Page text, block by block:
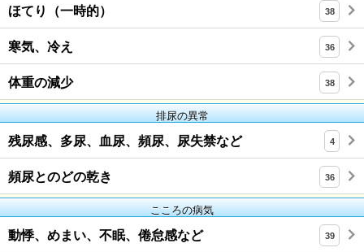
ほてり（一時的） 38
寒気、冷え 36
体重の減少 38
排尿の異常
残尿感、多尿、血尿、頻尿、尿失禁など 4
頻尿とのどの乾き 36
こころの病気
動悸、めまい、不眠、倦怠感など 39